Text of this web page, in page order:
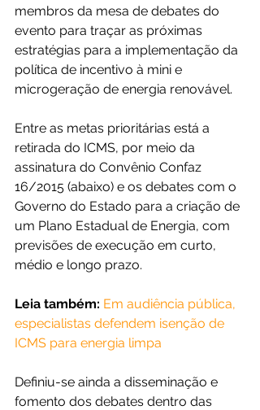
membros da mesa de debates do
evento para traçar as próximas
estratégias para a implementação da
política de incentivo à mini e
microgeração de energia renovável.
Entre as metas prioritárias está a
retirada do ICMS, por meio da
assinatura do Convênio Confaz
16/2015 (abaixo) e os debates com o
Governo do Estado para a criação de
um Plano Estadual de Energia, com
previsões de execução em curto,
médio e longo prazo.
Leia também: Em audiência pública,
especialistas defendem isenção de
ICMS para energia limpa
Definiu-se ainda a disseminação e
fomento dos debates dentro das